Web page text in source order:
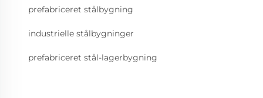
prefabriceret stålbygning
industrielle stålbygninger
prefabriceret stål-lagerbygning